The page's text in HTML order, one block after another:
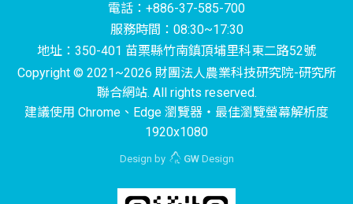
電話：+886-37-585-700
服務時間：08:30~17:30
地址：350-401 苗栗縣竹南鎮頂埔里科東二路52號
Copyright © 2021~2026 財團法人農業科技研究院-研究所
聯合網站. All rights reserved.
建議使用 Chrome、Edge 瀏覽器‧最佳瀏覽螢幕解析度
1920x1080
Design by GWDesign